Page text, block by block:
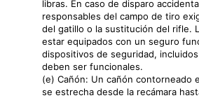
libras. En caso de disparo
responsables del campo de tiro
del gatillo o la sustitución del rifle.
estar equipados con un seguro
dispositivos de seguridad,
deben ser funcionales.
(e) Cañón: Un cañón contorneado
se estrecha desde la recámara